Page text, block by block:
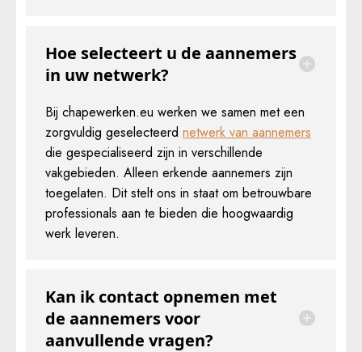
Hoe selecteert u de aannemers
in uw netwerk?
Bij chapewerken.eu werken we samen met een
zorgvuldig geselecteerd netwerk van aannemers
die gespecialiseerd zijn in verschillende
vakgebieden. Alleen erkende aannemers zijn
toegelaten. Dit stelt ons in staat om betrouwbare
professionals aan te bieden die hoogwaardig
werk leveren.
Kan ik contact opnemen met
de aannemers voor
aanvullende vragen?